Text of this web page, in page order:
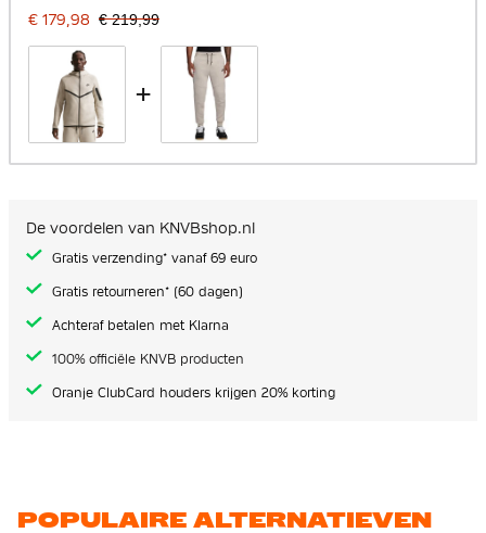
€ 179,98 € 219,99
+
De voordelen van KNVBshop.nl
Gratis verzending* vanaf 69 euro
Gratis retourneren* (60 dagen)
Achteraf betalen met Klarna
100% officiële KNVB producten
Oranje ClubCard houders krijgen 20% korting
POPULAIRE ALTERNATIEVEN